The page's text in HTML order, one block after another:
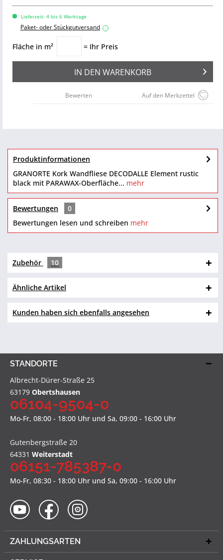
Lieferzeit: 4 bis 6 Werktage
Paket- oder Stückgutversand i
Fläche in m² = Ihr Preis
IN DEN WARENKORB
Auf den Merkzettel
Bewerten
Produktinformationen
GRANORTE Kork Wandfliese DECODALLE Element rustic
black mit PARAWAX-Oberfläche... mehr
Bewertungen
0
Bewertungen lesen und schreiben mehr
Zubehör 10
Ähnliche Artikel
Kunden haben sich ebenfalls angesehen
STANDORTE
Albrecht-Dürer-Straße 25
63179 Obertshausen
06104-9504-0
Mo-Fr, 08:00 - 18:00 Uhr und Sa, 09:00 - 16:00 Uhr
Gutenbergstraße 20
64331 Weiterstadt
06151-785387-0
Mo-Fr, 08:30 - 18:00 Uhr und Sa, 09:00 - 16:00 Uhr
ZAHLUNGSARTEN